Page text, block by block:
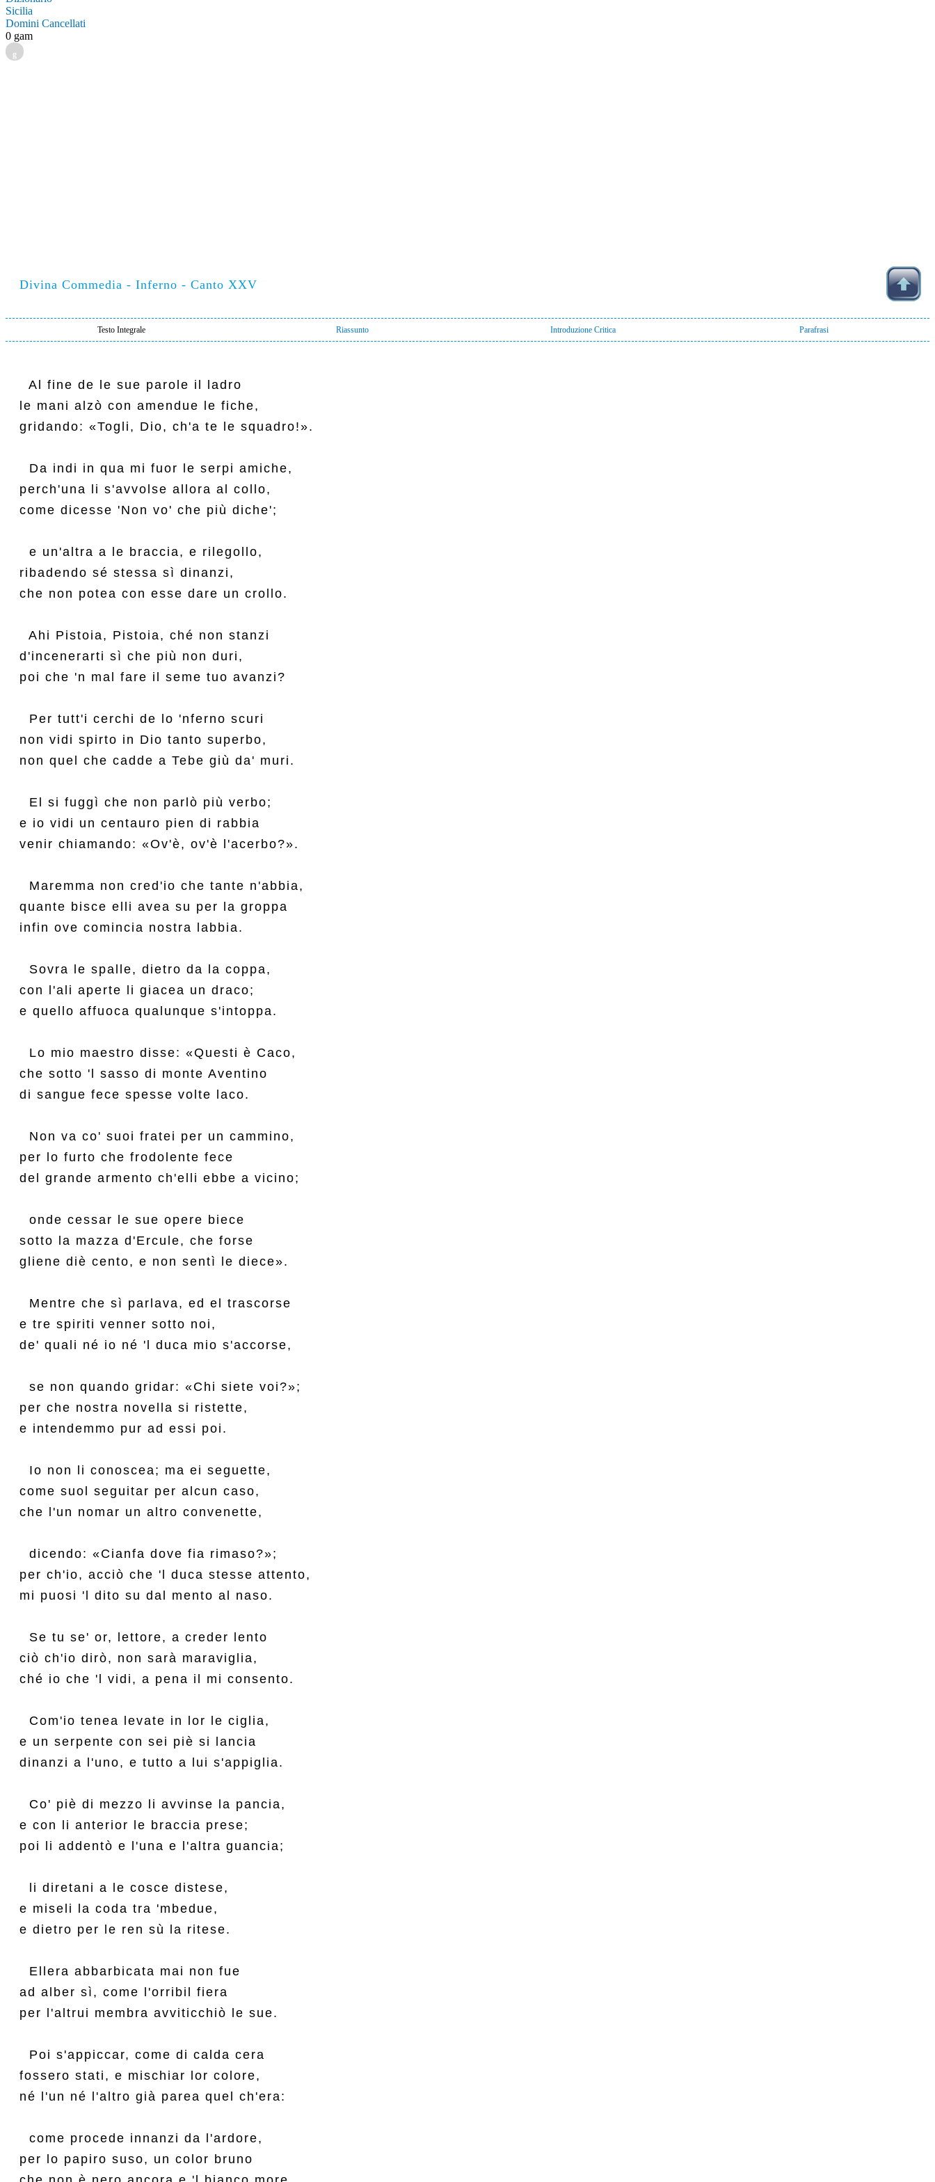
Sicilia
Domini Cancellati
0 gam
g
Divina Commedia - Inferno - Canto XXV
Testo Integrale Riassunto Introduzione Critica Parafrasi
  Al fine de le sue parole il ladro
le mani alzò con amendue le fiche,
gridando: «Togli, Dio, ch'a te le squadro!».
  Da indi in qua mi fuor le serpi amiche,
perch'una li s'avvolse allora al collo,
come dicesse 'Non vo' che più diche';
  e un'altra a le braccia, e rilegollo,
ribadendo sé stessa sì dinanzi,
che non potea con esse dare un crollo.
  Ahi Pistoia, Pistoia, ché non stanzi
d'incenerarti sì che più non duri,
poi che 'n mal fare il seme tuo avanzi?
  Per tutt'i cerchi de lo 'nferno scuri
non vidi spirto in Dio tanto superbo,
non quel che cadde a Tebe giù da' muri.
  El si fuggì che non parlò più verbo;
e io vidi un centauro pien di rabbia
venir chiamando: «Ov'è, ov'è l'acerbo?».
  Maremma non cred'io che tante n'abbia,
quante bisce elli avea su per la groppa
infin ove comincia nostra labbia.
  Sovra le spalle, dietro da la coppa,
con l'ali aperte li giacea un draco;
e quello affuoca qualunque s'intoppa.
  Lo mio maestro disse: «Questi è Caco,
che sotto 'l sasso di monte Aventino
di sangue fece spesse volte laco.
  Non va co' suoi fratei per un cammino,
per lo furto che frodolente fece
del grande armento ch'elli ebbe a vicino;
  onde cessar le sue opere biece
sotto la mazza d'Ercule, che forse
gliene diè cento, e non sentì le diece».
  Mentre che sì parlava, ed el trascorse
e tre spiriti venner sotto noi,
de' quali né io né 'l duca mio s'accorse,
  se non quando gridar: «Chi siete voi?»;
per che nostra novella si ristette,
e intendemmo pur ad essi poi.
  Io non li conoscea; ma ei seguette,
come suol seguitar per alcun caso,
che l'un nomar un altro convenette,
  dicendo: «Cianfa dove fia rimaso?»;
per ch'io, acciò che 'l duca stesse attento,
mi puosi 'l dito su dal mento al naso.
  Se tu se' or, lettore, a creder lento
ciò ch'io dirò, non sarà maraviglia,
ché io che 'l vidi, a pena il mi consento.
  Com'io tenea levate in lor le ciglia,
e un serpente con sei piè si lancia
dinanzi a l'uno, e tutto a lui s'appiglia.
  Co' piè di mezzo li avvinse la pancia,
e con li anterior le braccia prese;
poi li addentò e l'una e l'altra guancia;
  li diretani a le cosce distese,
e miseli la coda tra 'mbedue,
e dietro per le ren sù la ritese.
  Ellera abbarbicata mai non fue
ad alber sì, come l'orribil fiera
per l'altrui membra avviticchiò le sue.
  Poi s'appiccar, come di calda cera
fossero stati, e mischiar lor colore,
né l'un né l'altro già parea quel ch'era:
  come procede innanzi da l'ardore,
per lo papiro suso, un color bruno